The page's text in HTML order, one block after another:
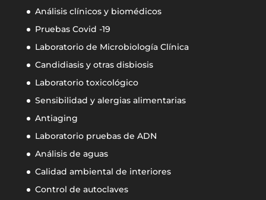
Análisis clínicos y biomédicos
Pruebas Covid -19
Laboratorio de Microbiología Clínica
Candidiasis y otras disbiosis
Laboratorio toxicológico
Sensibilidad y alergias alimentarias
Antiaging
Laboratorio pruebas de ADN
Análisis de aguas
Calidad ambiental de interiores
Control de autoclaves